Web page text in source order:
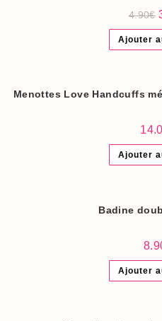
4.90€
Ajouter
Menottes Love Handcuffs
Ajouter
Badine
Ajouter